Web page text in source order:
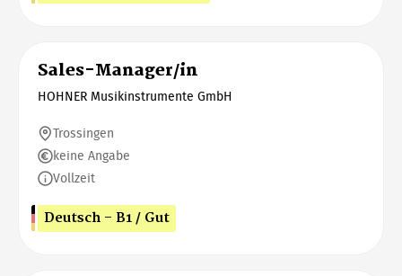
Sales-Manager/in
HOHNER Musikinstrumente GmbH
Trossingen
keine Angabe
Vollzeit
Deutsch - B1 / Gut